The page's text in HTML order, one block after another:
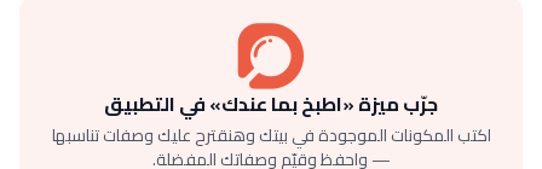
جرّب ميزة «اطبخ بما عندك» في التطبيق
اكتب المكونات الموجودة في بيتك وهنقترح عليك وصفات تناسبها
— واحفظ وقيّم وصفاتك المفضلة.